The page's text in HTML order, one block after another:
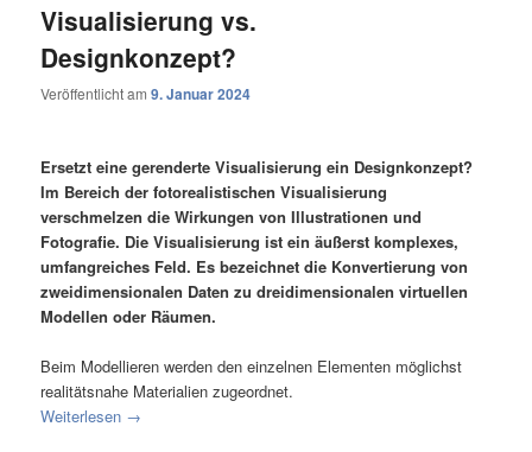
Visualisierung vs.
Designkonzept?
Veröffentlicht am9. Januar 2024
Ersetzt eine gerenderte Visualisierung ein Designkonzept?
Im Bereich der fotorealistischen Visualisierung
verschmelzen die Wirkungen von Illustrationen und
Fotografie. Die Visualisierung ist ein äußerst komplexes,
umfangreiches Feld. Es bezeichnet die Konvertierung von
zweidimensionalen Daten zu dreidimensionalen virtuellen
Modellen oder Räumen.
Beim Modellieren werden den einzelnen Elementen möglichst
realitätsnahe Materialien zugeordnet.
Weiterlesen →